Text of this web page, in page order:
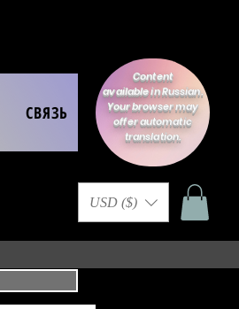
СВЯЗЬ
Content
available in Russian.
Your browser may
offer automatic
translation.
USD ($)